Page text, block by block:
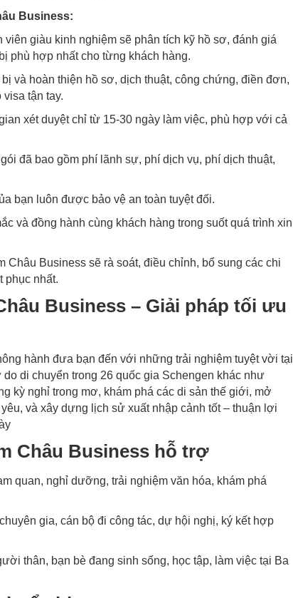
Business:
viên giàu kinh nghiệm sẽ phân tích kỹ hồ sơ, đánh giá
phù hợp nhất cho từng khách hàng.
và hoàn thiện hồ sơ, dịch thuật, công chứng, điền đơn,
tận tay.
xét duyệt chỉ từ 15-30 ngày làm việc, phù hợp với cả
đã bao gồm phí lãnh sự, phí dịch vụ, phí dịch thuật,
bạn luôn được bảo vệ an toàn tuyệt đối.
và đồng hành cùng khách hàng trong suốt quá trình xin
Châu Business sẽ rà soát, điều chỉnh, bổ sung các chi
phục nhất.
Business – Giải pháp tối ưu
hành đưa bạn đến với những trải nghiệm tuyệt vời tại
di chuyển trong 26 quốc gia Schengen khác như
kỳ nghỉ trong mơ, khám phá các di sản thế giới, mở
và xây dựng lịch sử xuất nhập cảnh tốt – thuận lợi
Châu Business hỗ trợ
quan, nghỉ dưỡng, trải nghiệm văn hóa, khám phá
gia, cán bộ đi công tác, dự hội nghị, ký kết hợp
thân, bạn bè đang sinh sống, học tập, làm việc tại Ba